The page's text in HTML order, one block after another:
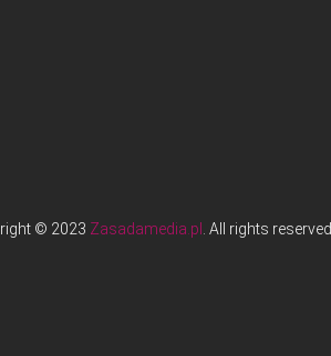
© 2023 Zasadamedia.pl . All rights reserved.